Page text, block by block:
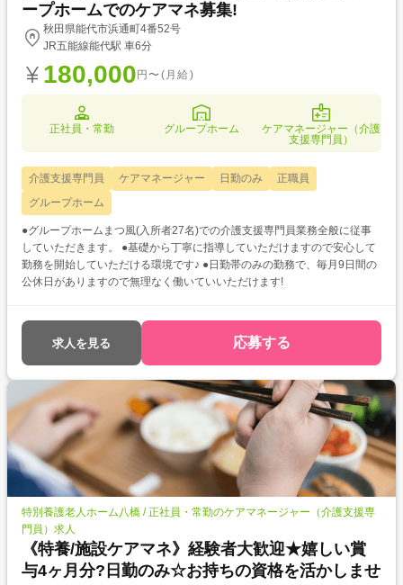
ープホームでのケアマネ募集!
秋田県能代市浜通町4番52号
JR五能線能代駅 車6分
180,000 円〜(月給)
正社員・常勤 グループホーム
ケアマネージャー（介護
支援専門員）
介護支援専門員 ケアマネージャー 日勤のみ
正職員
グループホーム
●グループホームまつ風(入所者27名)での介護支援専門員業務全般に従事
していただきます。 ●基礎から丁寧に指導していただけますので安心して
勤務を開始していただける環境です♪ ●日勤帯のみの勤務で、毎月9日間の
公休日がありますので無理なく働いていいただけます!
求人を見る 応募する
特別養護老人ホーム八橋 / 正社員・常勤のケアマネージャー（介護支援専
門員）求人
《特養/施設ケアマネ》経験者大歓迎★嬉しい賞
与4ヶ月分?日勤のみ☆お持ちの資格を活かしませ